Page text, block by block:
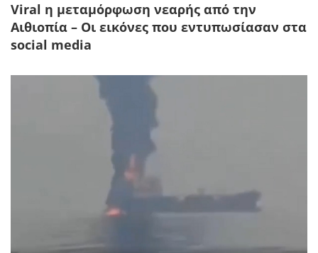
Viral η μεταμόρφωση νεαρής από την
Αιθιοπία – Οι εικόνες που εντυπωσίασαν στα
social media